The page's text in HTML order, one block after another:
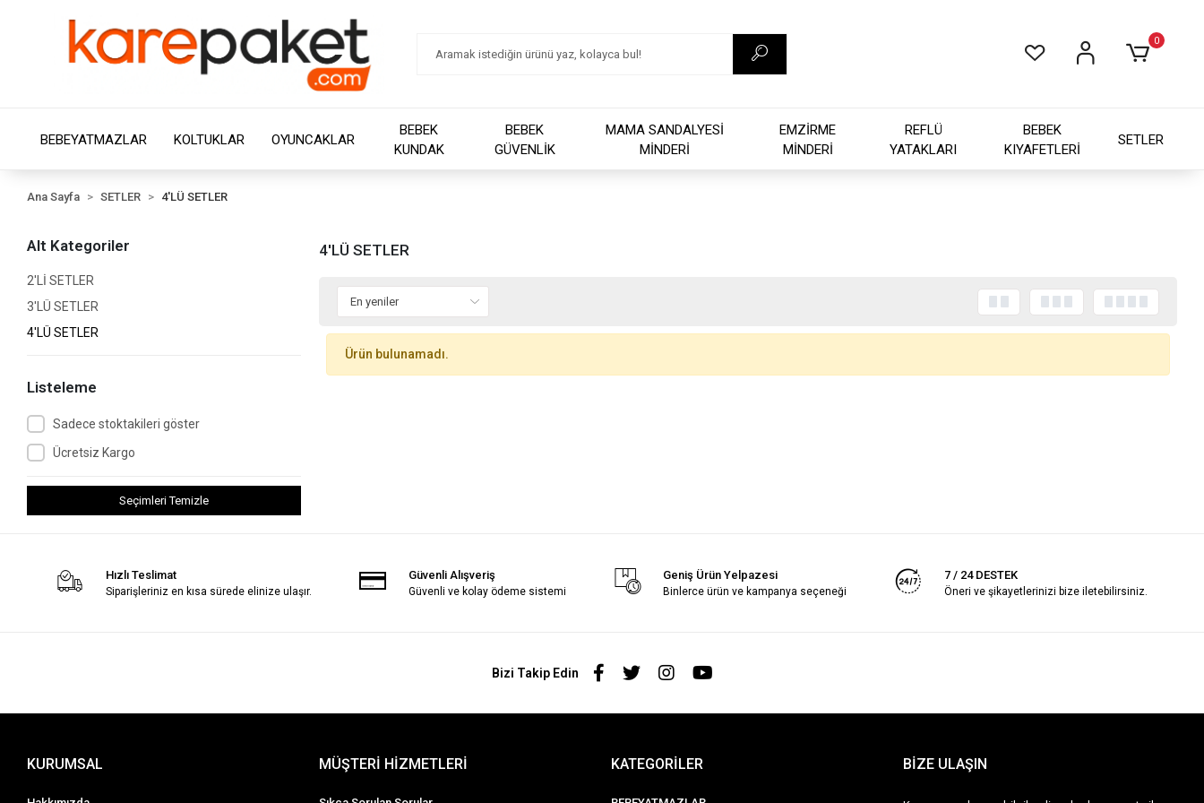
0
BEBEYATMAZLAR KOLTUKLAR OYUNCAKLAR
BEBEK
KUNDAK
BEBEK
GÜVENLİK
MAMA SANDALYESİ
MİNDERİ
EMZİRME
MİNDERİ
REFLÜ
YATAKLARI
BEBEK
KIYAFETLERİ
SETLER
Ana Sayfa SETLER 4'LÜ SETLER
Alt Kategoriler
2'Lİ SETLER
3'LÜ SETLER
4'LÜ SETLER
Listeleme
Sadece stoktakileri göster
Ücretsiz Kargo
Seçimleri Temizle
4'LÜ SETLER
Ürün bulunamadı.
Hızlı Teslimat
Siparişleriniz en kısa sürede elinize ulaşır.
Güvenli Alışveriş
Güvenli ve kolay ödeme sistemi
Geniş Ürün Yelpazesi
Binlerce ürün ve kampanya seçeneği
7 / 24 DESTEK
Öneri ve şikayetlerinizi bize iletebilirsiniz.
Bizi Takip Edin
KURUMSAL MÜŞTERİ HİZMETLERİ KATEGORİLER BİZE ULAŞIN